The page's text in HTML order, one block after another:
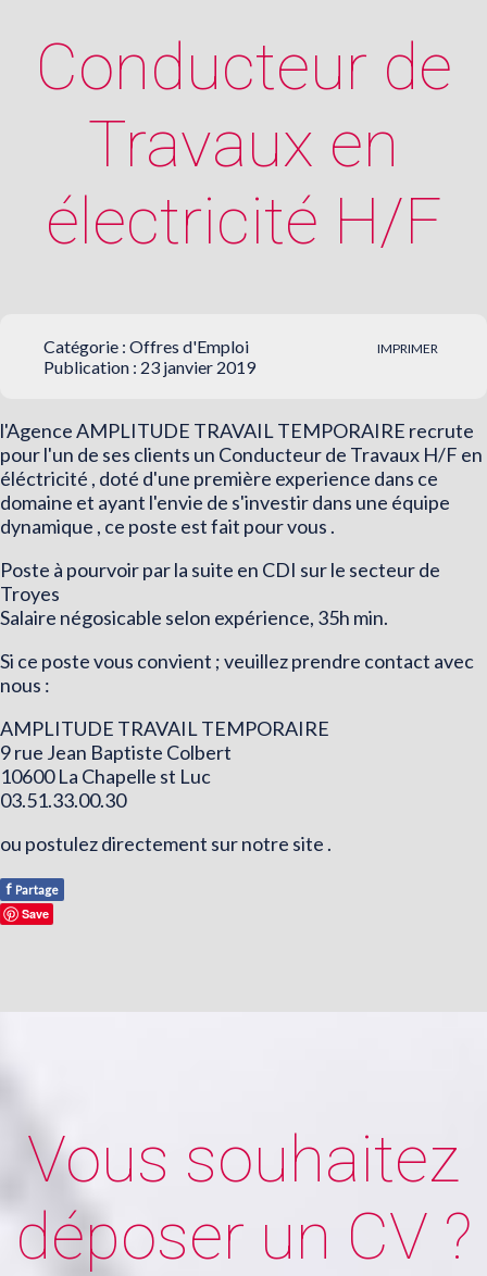
Conducteur de
Travaux en
électricité H/F
IMPRIMER
Catégorie : Offres d'Emploi
Publication : 23 janvier 2019
l'Agence AMPLITUDE TRAVAIL TEMPORAIRE recrute
pour l'un de ses clients un Conducteur de Travaux H/F en
éléctricité , doté d'une première experience dans ce
domaine et ayant l'envie de s'investir dans une équipe
dynamique , ce poste est fait pour vous .
Poste à pourvoir par la suite en CDI sur le secteur de
Troyes
Salaire négosicable selon expérience, 35h min.
Si ce poste vous convient ; veuillez prendre contact avec
nous :
AMPLITUDE TRAVAIL TEMPORAIRE
9 rue Jean Baptiste Colbert
10600 La Chapelle st Luc
03.51.33.00.30
ou postulez directement sur notre site .
f Partage
Save
Vous souhaitez
déposer un CV ?